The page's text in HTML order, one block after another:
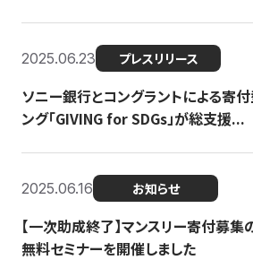
2025.06.23 プレスリリース
ソニー銀行とコングラントによる寄付
ング「GIVING for SDGs」が総支援...
2025.06.16 お知らせ
【一次助成終了】マンスリー寄付募
無料セミナーを開催しました